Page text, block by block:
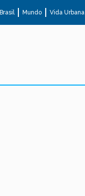
Brasil Mundo Vida Urbana